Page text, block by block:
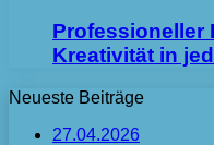
Professioneller
Kreativität in
Neueste Beiträge
27.04.2026